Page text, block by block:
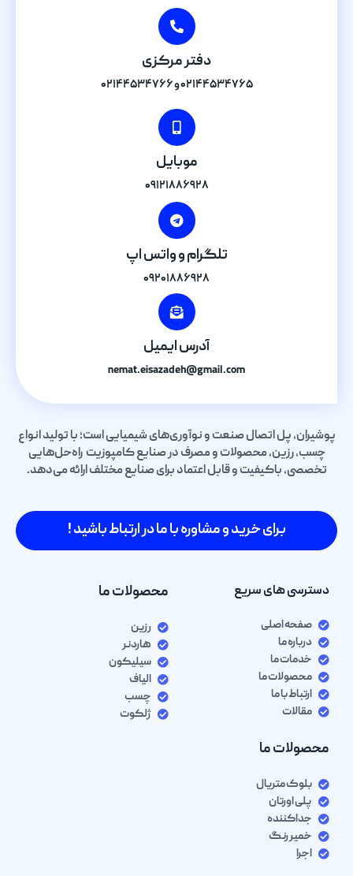
دفتر مرکزی
۰۲۱۴۴۵۳۴۷۶۵ و ۰۲۱۴۴۵۳۴۷۶۶
موبایل
۰۹۱۲۱۸۸۶۹۲۸
تلگرام و واتس اپ
۰۹۲۰۱۸۸۶۹۲۸
آدرس ایمیل
nemat.eisazadeh@gmail.com
پوشیران، پل اتصال صنعت و نوآوری‌های شیمیایی است؛ با تولید انواع
چسب، رزین، محصولات و مصرف در صنایع کامپوزیت راه‌حل‌هایی
تخصصی، باکیفیت و قابل اعتماد برای صنایع مختلف ارائه می‌دهد.
برای خرید و مشاوره با ما در ارتباط باشید !
دسترسی های سریع
صفحه اصلی
درباره ما
خدمات ما
محصولات ما
ارتباط با ما
مقالات
محصولات ما
رزین
هاردنر
سیلیکون
الیاف
چسب
ژلکوت
محصولات ما
بلوک متریال
پلی اورتان
جداکننده
خمیر رنگ
اجرا